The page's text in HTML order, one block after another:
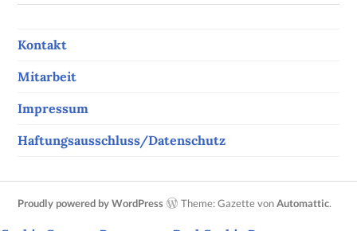
A
r
s
s
Kontakt
Mitarbeit
Impressum
Haftungsausschluss/Datenschutz
Proudly powered by WordPress Theme: Gazette vonAutomattic.